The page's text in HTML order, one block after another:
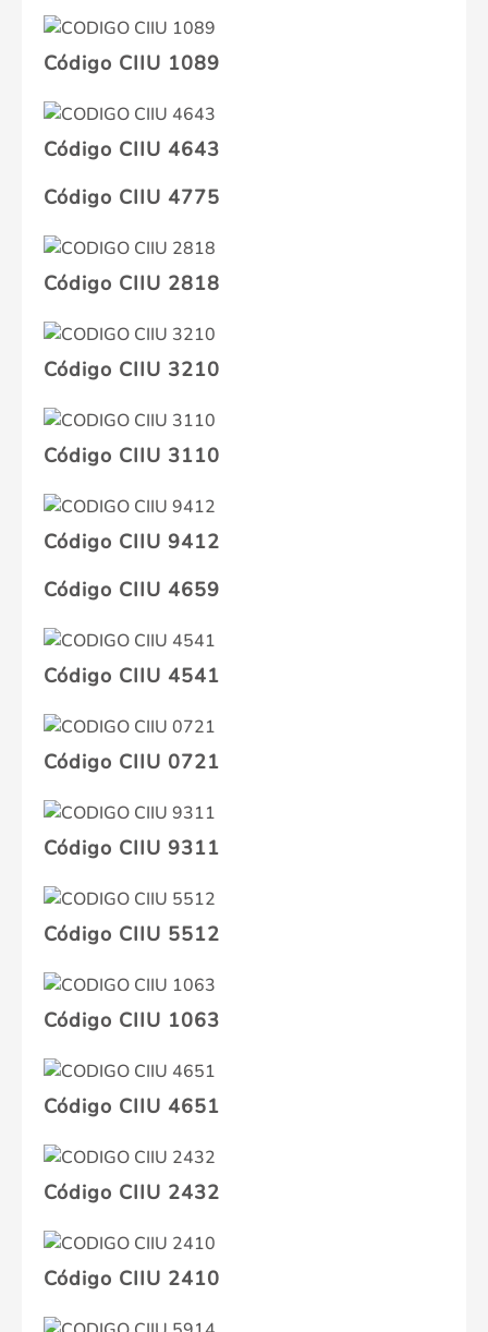
Código CIIU 1089
Código CIIU 4643
Código CIIU 4775
Código CIIU 2818
Código CIIU 3210
Código CIIU 3110
Código CIIU 9412
Código CIIU 4659
Código CIIU 4541
Código CIIU 0721
Código CIIU 9311
Código CIIU 5512
Código CIIU 1063
Código CIIU 4651
Código CIIU 2432
Código CIIU 2410